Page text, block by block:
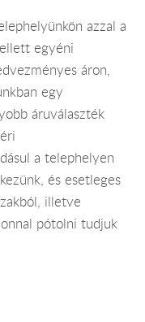
azzal a
egyéni
áron,
egy
áruválaszték
a telephelyen
és esetleges
illetve
pótolni tudjuk